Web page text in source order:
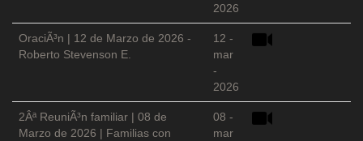
2026
OraciÃ³n | 12 de Marzo de 2026 -
Roberto Stevenson E.
12 -
mar
-
2026
2Âª ReuniÃ³n familiar | 08 de
Marzo de 2026 | Familias con
08 -
mar